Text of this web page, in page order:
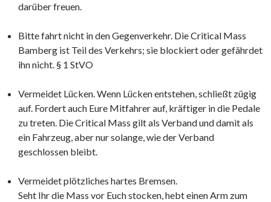
darüber freuen.
Bitte fahrt nicht in den Gegenverkehr. Die Critical Mass
Bamberg ist Teil des Verkehrs; sie blockiert oder gefährdet
ihn nicht. § 1 StVO
Vermeidet Lücken. Wenn Lücken entstehen, schließt zügig
auf. Fordert auch Eure Mitfahrer auf, kräftiger in die Pedale
zu treten. Die Critical Mass gilt als Verband und damit als
ein Fahrzeug, aber nur solange, wie der Verband
geschlossen bleibt.
Vermeidet plötzliches hartes Bremsen.
Seht Ihr die Mass vor Euch stocken, hebt einen Arm zum